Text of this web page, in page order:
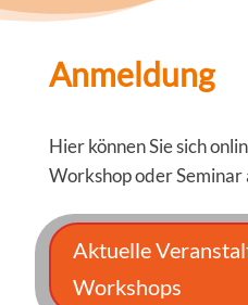
Anmeldung
Hier können Sie sich
Workshop oder Seminar
Aktuelle
Workshops